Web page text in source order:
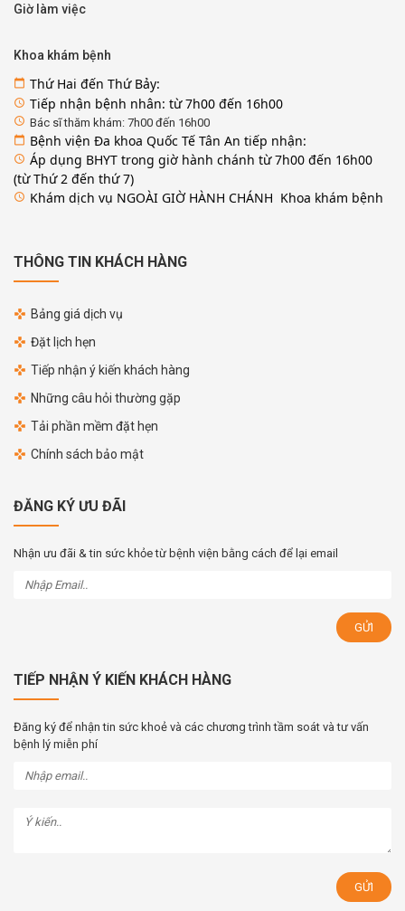
Giờ làm việc
Khoa khám bệnh
calendar_today Thứ Hai đến Thứ Bảy:
access_time Tiếp nhận bệnh nhân: từ 7h00 đến 16h00
access_time Bác sĩ thăm khám: 7h00 đến 16h00
calendar_today Bệnh viện Đa khoa Quốc Tế Tân An tiếp nhận:
access_time Áp dụng BHYT trong giờ hành chánh từ 7h00 đến 16h00
(từ Thứ 2 đến thứ 7)
access_time Khám dịch vụ NGOÀI GIỜ HÀNH CHÁNH Khoa khám bệnh
THÔNG TIN KHÁCH HÀNG
Bảng giá dịch vụ
Đặt lịch hẹn
Tiếp nhận ý kiến khách hàng
Những câu hỏi thường gặp
Tải phần mềm đặt hẹn
Chính sách bảo mật
ĐĂNG KÝ ƯU ĐÃI
Nhận ưu đãi & tin sức khỏe từ bệnh viện bằng cách để lại email
TIẾP NHẬN Ý KIẾN KHÁCH HÀNG
Đăng ký để nhận tin sức khoẻ và các chương trình tầm soát và tư vấn
bệnh lý miễn phí